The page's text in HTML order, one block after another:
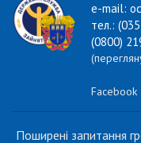
e-mail:
тел.:
(0800)
Facebook
Поширені запитання